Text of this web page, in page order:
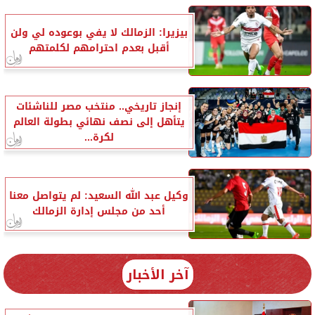
بيزيرا: الزمالك لا يفي بوعوده لي ولن
أقبل بعدم احترامهم لكلمتهم
إنجاز تاريخي.. منتخب مصر للناشئات
يتأهل إلى نصف نهائي بطولة العالم
لكرة...
وكيل عبد الله السعيد: لم يتواصل معنا
أحد من مجلس إدارة الزمالك
آخر الأخبار